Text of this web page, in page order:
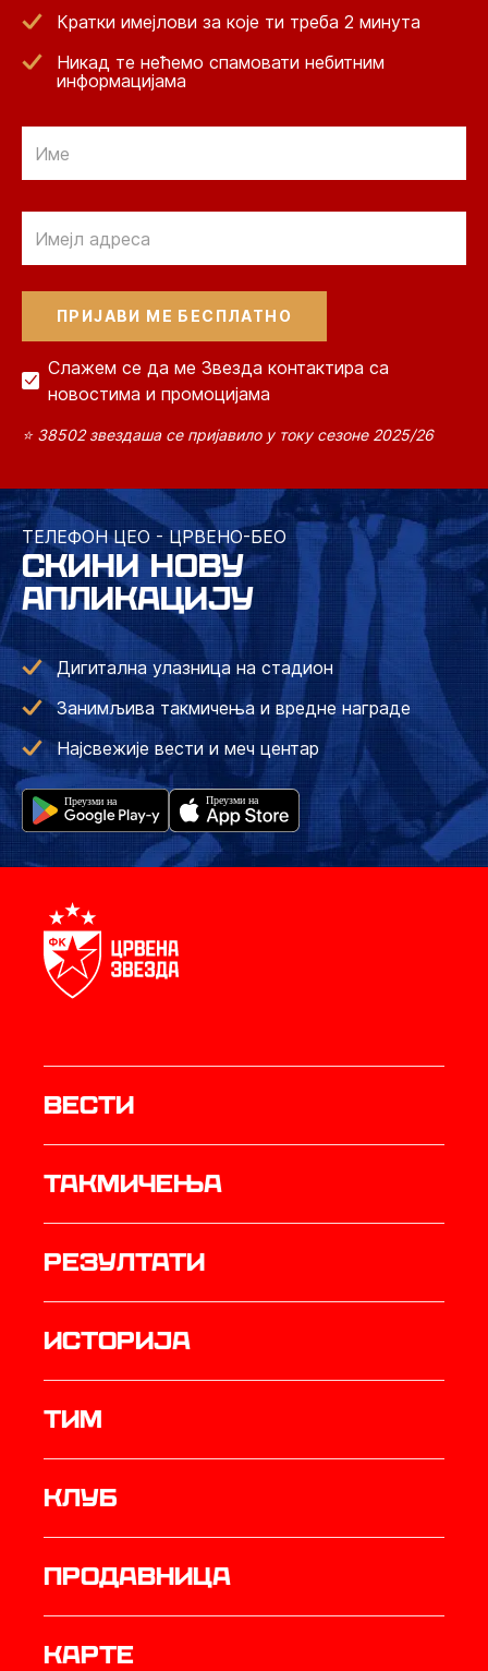
Кратки имејлови за које ти треба 2 минута
Никад те нећемо спамовати небитним
информацијама
Слажем се да ме Звезда контактира са
новостима и промоцијама
⭐ 38502 звездаша се пријавило у току сезоне 2025/26
ТЕЛЕФОН ЦЕО - ЦРВЕНО-БЕО
СКИНИ НОВУ
АПЛИКАЦИЈУ
Дигитална улазница на стадион
Занимљива такмичења и вредне награде
Најсвежије вести и меч центар
Вести
Такмичења
резултати
историја
ТИМ
Клуб
продавница
Карте